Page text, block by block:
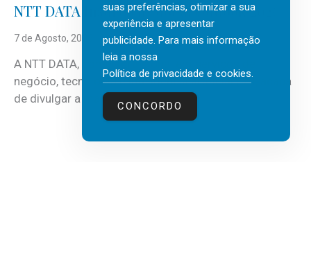
NTT DATA Insurtech Global Outlook 2026
7 de Agosto, 2026
A NTT DATA, consultora global em serviços de
negócio, tecnologia e inteligência artificial (IA), acaba
de divulgar a mais recente...
suas preferências, otimizar a sua
experiência e apresentar
publicidade. Para mais informação
leia a nossa
Política de privacidade e cookies.
CONCORDO